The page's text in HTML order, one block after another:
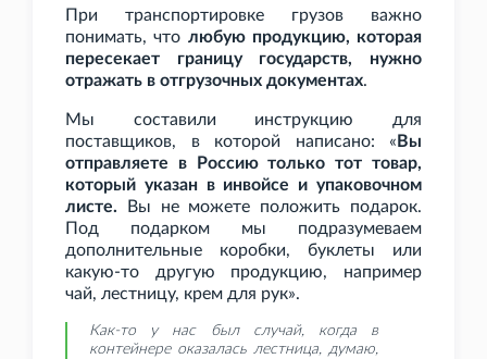
При транспортировке грузов важно
понимать, что любую продукцию, которая
пересекает границу государств, нужно
отражать в отгрузочных документах.
Мы составили инструкцию для
поставщиков, в которой написано: « Вы
отправляете в Россию только тот товар,
который указан в инвойсе и упаковочном
листе. Вы не можете положить подарок.
Под подарком мы подразумеваем
дополнительные коробки, буклеты или
какую-то другую продукцию, например
чай, лестницу, крем для рук».
Как-то у нас был случай, когда в
контейнере оказалась лестница, думаю,